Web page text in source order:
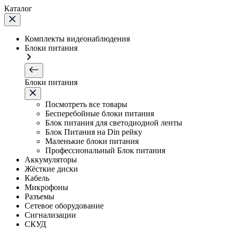
Каталог
Комплекты видеонаблюдения
Блоки питания
Блоки питания
Посмотреть все товары
Бесперебойные блоки питания
Блок питания для светодиодной ленты
Блок Питания на Din рейку
Маленькие блоки питания
Профессиональный Блок питания
Аккумуляторы
Жёсткие диски
Кабель
Микрофоны
Разъемы
Сетевое оборудование
Сигнализации
СКУД